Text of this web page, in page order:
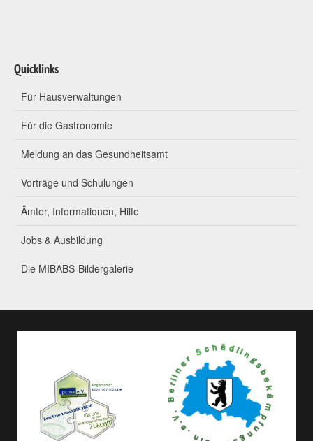
Quicklinks
Für Hausverwaltungen
Für die Gastronomie
Meldung an das Gesundheitsamt
Vorträge und Schulungen
Ämter, Informationen, Hilfe
Jobs & Ausbildung
Die MIBABS-Bildergalerie